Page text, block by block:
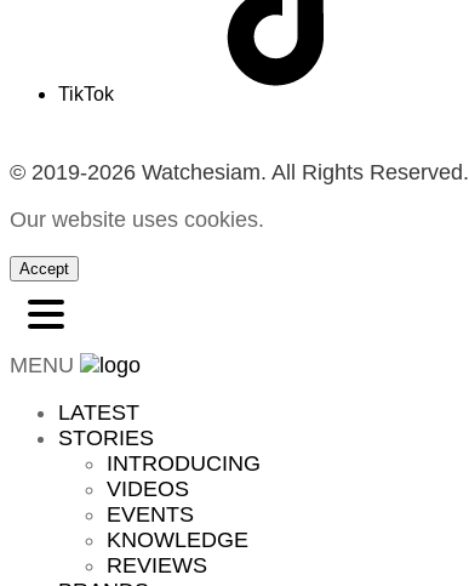
TikTok
© 2019-2026 Watchesiam. All Rights Reserved.
Our website uses cookies.
Accept
MENU
LATEST
STORIES
INTRODUCING
VIDEOS
EVENTS
KNOWLEDGE
REVIEWS